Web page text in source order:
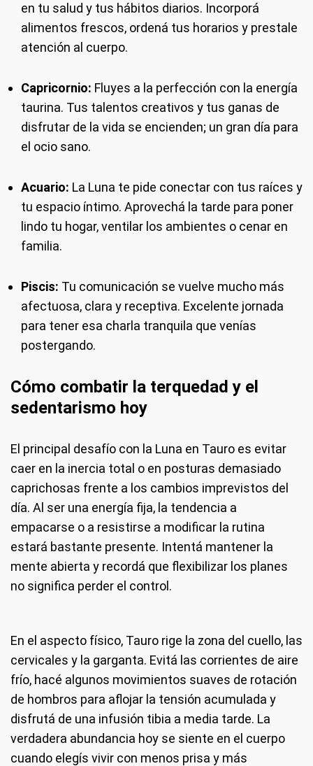
en tu salud y tus hábitos diarios. Incorporá
alimentos frescos, ordená tus horarios y prestale
atención al cuerpo.
Capricornio: Fluyes a la perfección con la energía
taurina. Tus talentos creativos y tus ganas de
disfrutar de la vida se encienden; un gran día para
el ocio sano.
Acuario: La Luna te pide conectar con tus raíces y
tu espacio íntimo. Aprovechá la tarde para poner
lindo tu hogar, ventilar los ambientes o cenar en
familia.
Piscis: Tu comunicación se vuelve mucho más
afectuosa, clara y receptiva. Excelente jornada
para tener esa charla tranquila que venías
postergando.
Cómo combatir la terquedad y el
sedentarismo hoy
El principal desafío con la Luna en Tauro es evitar
caer en la inercia total o en posturas demasiado
caprichosas frente a los cambios imprevistos del
día. Al ser una energía fija, la tendencia a
empacarse o a resistirse a modificar la rutina
estará bastante presente. Intentá mantener la
mente abierta y recordá que flexibilizar los planes
no significa perder el control.
En el aspecto físico, Tauro rige la zona del cuello, las
cervicales y la garganta. Evitá las corrientes de aire
frío, hacé algunos movimientos suaves de rotación
de hombros para aflojar la tensión acumulada y
disfrutá de una infusión tibia a media tarde. La
verdadera abundancia hoy se siente en el cuerpo
cuando elegís vivir con menos prisa y más